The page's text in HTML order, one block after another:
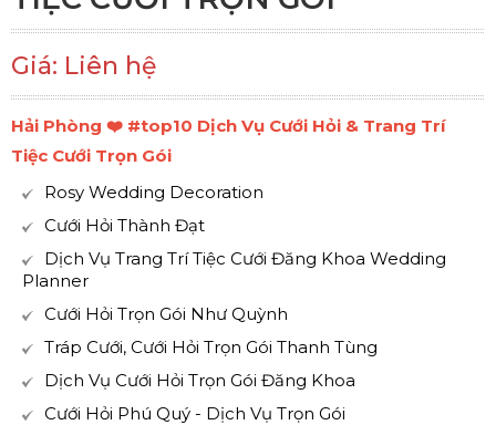
Giá: Liên hệ
Hải Phòng ❤️️ #top10 Dịch Vụ Cưới Hỏi & Trang Trí
Tiệc Cưới Trọn Gói
Rosy Wedding Decoration
Cưới Hỏi Thành Đạt
Dịch Vụ Trang Trí Tiệc Cưới Đăng Khoa Wedding
Planner
Cưới Hỏi Trọn Gói Như Quỳnh
Tráp Cưới, Cưới Hỏi Trọn Gói Thanh Tùng
Dịch Vụ Cưới Hỏi Trọn Gói Đăng Khoa
Cưới Hỏi Phú Quý - Dịch Vụ Trọn Gói